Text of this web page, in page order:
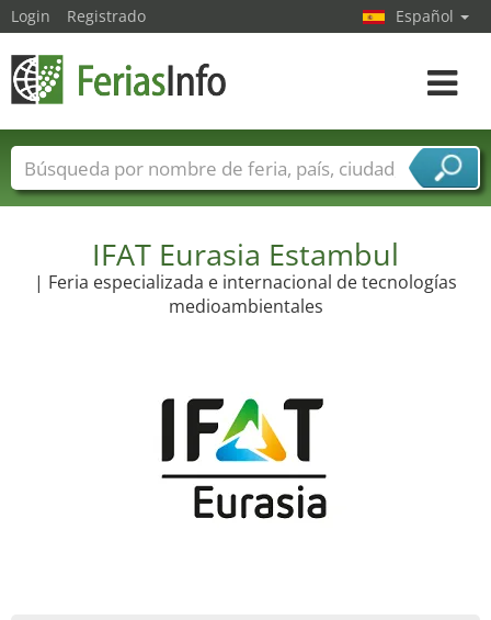
IFAT Eurasia Estambul
| Feria especializada e internacional de tecnologías
medioambientales
Login Registrado Español
toggle
Nombres de ferias Países
Ciudades
Sectores de proveedor de servicios